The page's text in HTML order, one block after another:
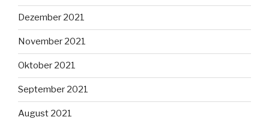
Dezember 2021
November 2021
Oktober 2021
September 2021
August 2021